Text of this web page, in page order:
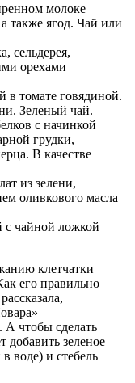
молоке
также ягод. Чай или
сельдерея,
орехами
в томате говядиной.
Зеленый чай.
с начинкой
грудки,
В качестве
из зелени,
оливкового масла
чайной ложкой
клетчатки
его правильно
. А чтобы сделать
добавить зеленое
воде) и стебель